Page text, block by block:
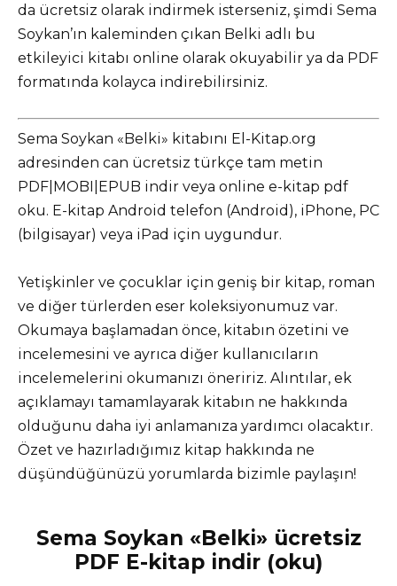
da ücretsiz olarak indirmek isterseniz, şimdi Sema
Soykan’ın kaleminden çıkan Belki adlı bu
etkileyici kitabı online olarak okuyabilir ya da PDF
formatında kolayca indirebilirsiniz.
Sema Soykan «Belki» kitabını El-Kitap.org
adresinden can ücretsiz türkçe tam metin
PDF|MOBI|EPUB indir veya online e-kitap pdf
oku. E-kitap Android telefon (Android), iPhone, PC
(bilgisayar) veya iPad için uygundur.
Yetişkinler ve çocuklar için geniş bir kitap, roman
ve diğer türlerden eser koleksiyonumuz var.
Okumaya başlamadan önce, kitabın özetini ve
incelemesini ve ayrıca diğer kullanıcıların
incelemelerini okumanızı öneririz. Alıntılar, ek
açıklamayı tamamlayarak kitabın ne hakkında
olduğunu daha iyi anlamanıza yardımcı olacaktır.
Özet ve hazırladığımız kitap hakkında ne
düşündüğünüzü yorumlarda bizimle paylaşın!
Sema Soykan «Belki» ücretsiz
PDF E-kitap indir (oku)